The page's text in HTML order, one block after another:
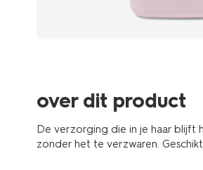
over dit product
De verzorging die in je haar blijft
zonder het te verzwaren.